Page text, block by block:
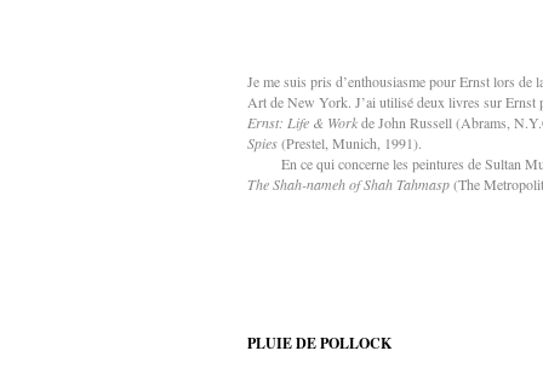
Je me suis pris d’enthousiasme pour Ernst lors
Art de New York. J’ai utilisé deux livres sur Ernst
Ernst: Life & Workde John Russell (Abrams,
Spies(Prestel, Munich, 1991).
En ce qui concerne les peintures de Sultan
The Shah-nameh of Shah Tahmasp(The
PLUIE DE POLLOCK